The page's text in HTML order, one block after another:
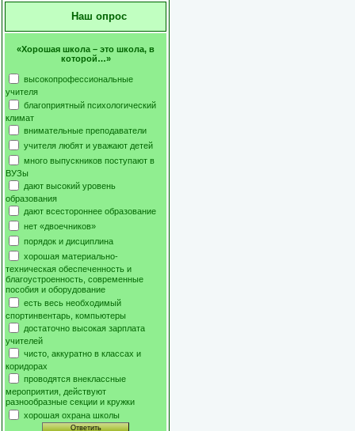
Наш опрос
«Хорошая школа – это школа, в
которой…»
высокопрофессиональные
учителя
благоприятный психологический
климат
внимательные преподаватели
учителя любят и уважают детей
много выпускников поступают в
ВУЗы
дают высокий уровень
образования
дают всестороннее образование
нет «двоечников»
порядок и дисциплина
хорошая материально-
техническая обеспеченность и
благоустроенность, современные
пособия и оборудование
есть весь необходимый
спортинвентарь, компьютеры
достаточно высокая зарплата
учителей
чисто, аккуратно в классах и
коридорах
проводятся внеклассные
мероприятия, действуют
разнообразные секции и кружки
хорошая охрана школы